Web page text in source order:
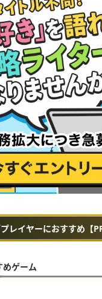
レイヤーにおすすめ【PR
めゲーム